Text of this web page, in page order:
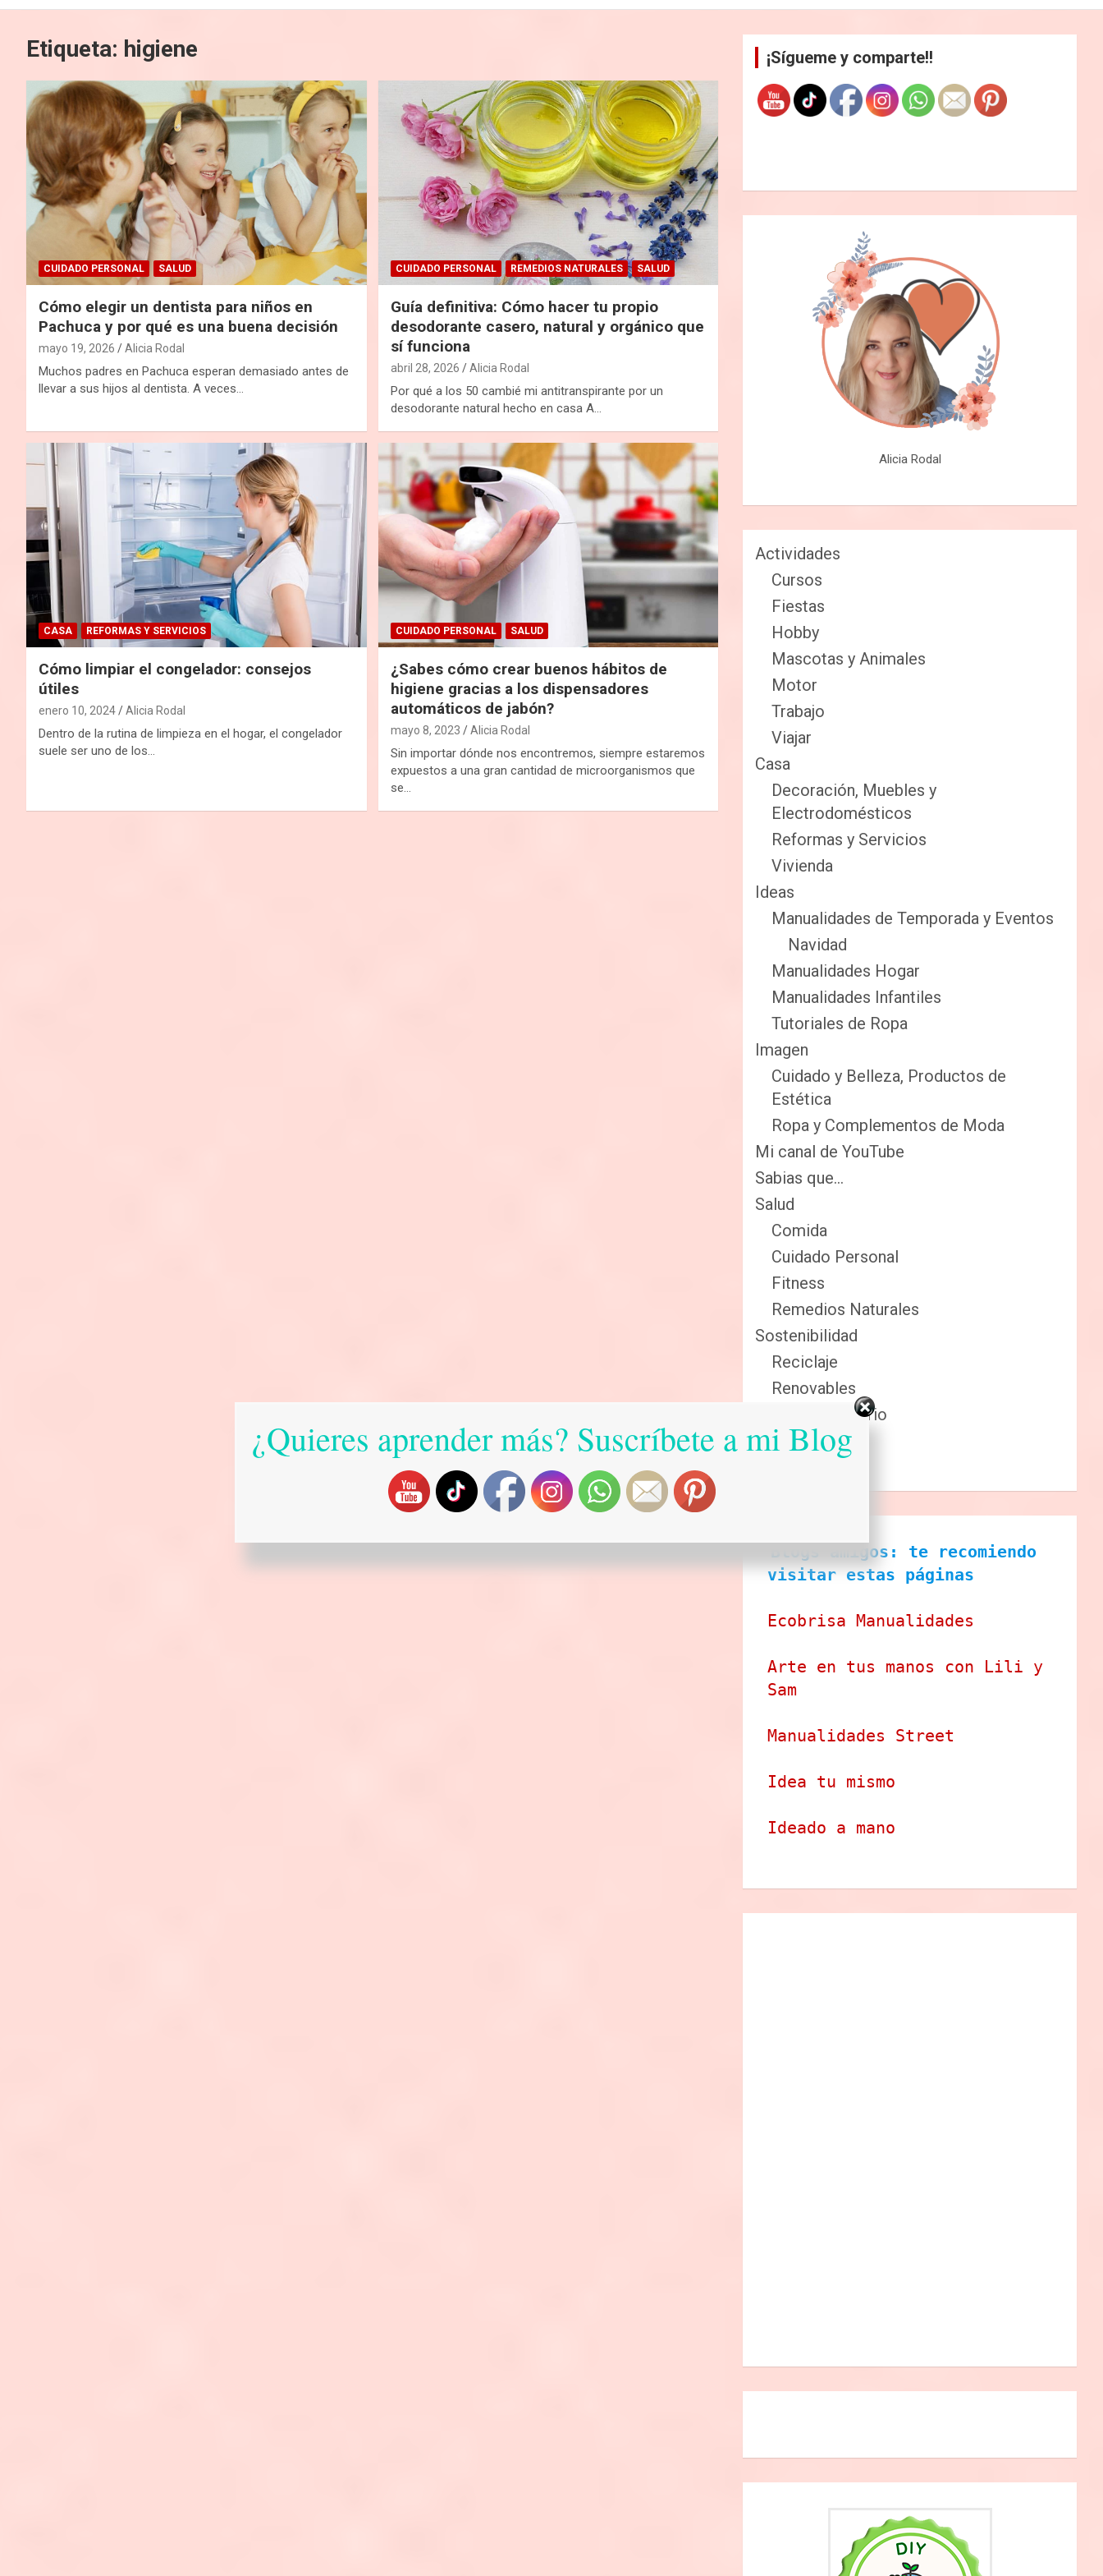
Etiqueta: higiene
CUIDADO PERSONAL SALUD
Cómo elegir un dentista para niños en
Pachuca y por qué es una buena decisión
mayo 19, 2026 Alicia Rodal
Muchos padres en Pachuca esperan demasiado antes de
llevar a sus hijos al dentista. A veces…
CUIDADO PERSONAL REMEDIOS NATURALES SALUD
Guía definitiva: Cómo hacer tu propio
desodorante casero, natural y orgánico que
sí funciona
abril 28, 2026 Alicia Rodal
Por qué a los 50 cambié mi antitranspirante por un
desodorante natural hecho en casa A…
CASA REFORMAS Y SERVICIOS
Cómo limpiar el congelador: consejos
útiles
enero 10, 2024 Alicia Rodal
Dentro de la rutina de limpieza en el hogar, el congelador
suele ser uno de los…
CUIDADO PERSONAL SALUD
¿Sabes cómo crear buenos hábitos de
higiene gracias a los dispensadores
automáticos de jabón?
mayo 8, 2023 Alicia Rodal
Sin importar dónde nos encontremos, siempre estaremos
expuestos a una gran cantidad de microorganismos que
se…
¡Sígueme y comparte!!
Alicia Rodal
Actividades
Cursos
Fiestas
Hobby
Mascotas y Animales
Motor
Trabajo
Viajar
Casa
Decoración, Muebles y
Electrodomésticos
Reformas y Servicios
Vivienda
Ideas
Manualidades de Temporada y Eventos
Navidad
Manualidades Hogar
Manualidades Infantiles
Tutoriales de Ropa
Imagen
Cuidado y Belleza, Productos de
Estética
Ropa y Complementos de Moda
Mi canal de YouTube
Sabias que…
Salud
Comida
Cuidado Personal
Fitness
Remedios Naturales
Sostenibilidad
Reciclaje
Renovables
Sector Primario
Tecnologia
Blogs amigos: te recomiendo
visitar estas páginas
Ecobrisa Manualidades
Arte en tus manos con Lili y
Sam
Manualidades Street
Idea tu mismo
Ideado a mano
¿Quieres aprender más? Suscríbete a mi Blog